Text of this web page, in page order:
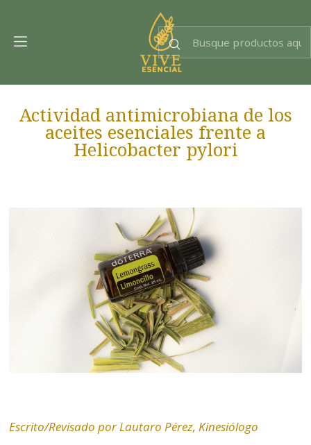
Actividad antimicrobiana de los
aceites esenciales frente a
Helicobacter pylori
Escrito/Revisado por Lautaro Pérez, Kinesiólogo
Dra. EsencIAl
Experta en bienestar